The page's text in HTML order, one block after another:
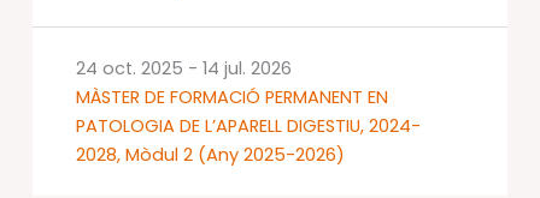
MÀSTER DE FORMACIÓ PERMANENT EN
PATOLOGIA DE L’APARELL DIGESTIU, 2024-
2028, Mòdul 2 (Any 2025-2026)
24 oct. 2025 - 14 jul. 2026